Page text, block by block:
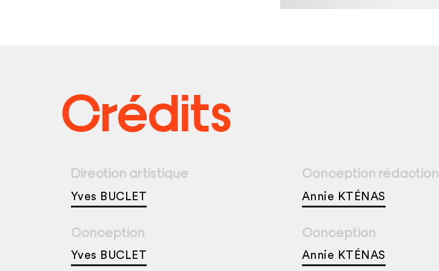
Crédits
Direction artistique
Yves BUCLET
Conception rédaction
Annie KTÉNAS
Conception
Yves BUCLET
Conception
Annie KTÉNAS